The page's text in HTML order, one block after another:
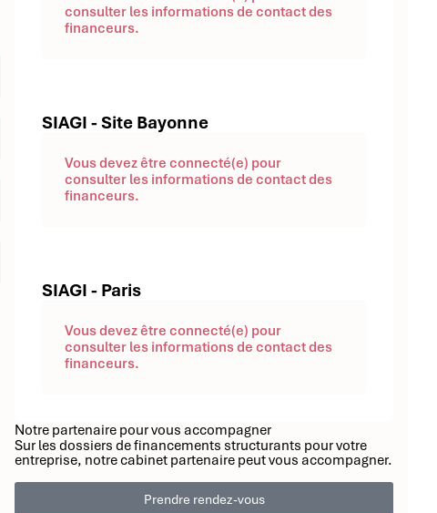
consulter les informations de contact des
financeurs.
SIAGI - Site Bayonne
Vous devez être connecté(e) pour
consulter les informations de contact des
financeurs.
SIAGI - Paris
Vous devez être connecté(e) pour
consulter les informations de contact des
financeurs.
Notre partenaire pour vous accompagner
Sur les dossiers de financements structurants pour votre
entreprise, notre cabinet partenaire peut vous accompagner.
Prendre rendez-vous